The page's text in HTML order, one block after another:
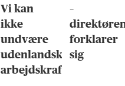
Vi kan
ikke
undvære
udenlandsk
arbejdskraft
–
forklarer
sig